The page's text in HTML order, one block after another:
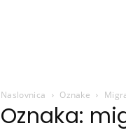
Naslovnica Oznake
Oznaka: